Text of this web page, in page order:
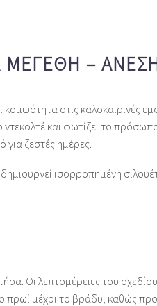
–
στις καλοκαιρινές
ντεκολτέ και φωτίζει το
ζεστές ημέρες.
ισορροπημένη
Οι λεπτομέρειες του
πρωί μέχρι το βράδυ, καθώς